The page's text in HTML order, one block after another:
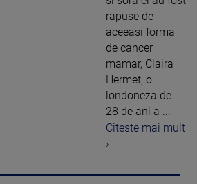
rapuse de
aceeasi forma
de cancer
mamar, Claira
Hermet, o
londoneza de
28 de ani a ...
Citeste mai mult
›